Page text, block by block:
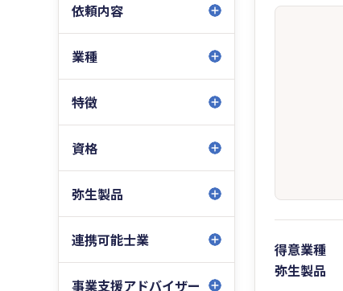
依頼内容
業種
特徴
資格
弥生製品
連携可能士業
事業支援アドバイザー
得意業種
弥生製品